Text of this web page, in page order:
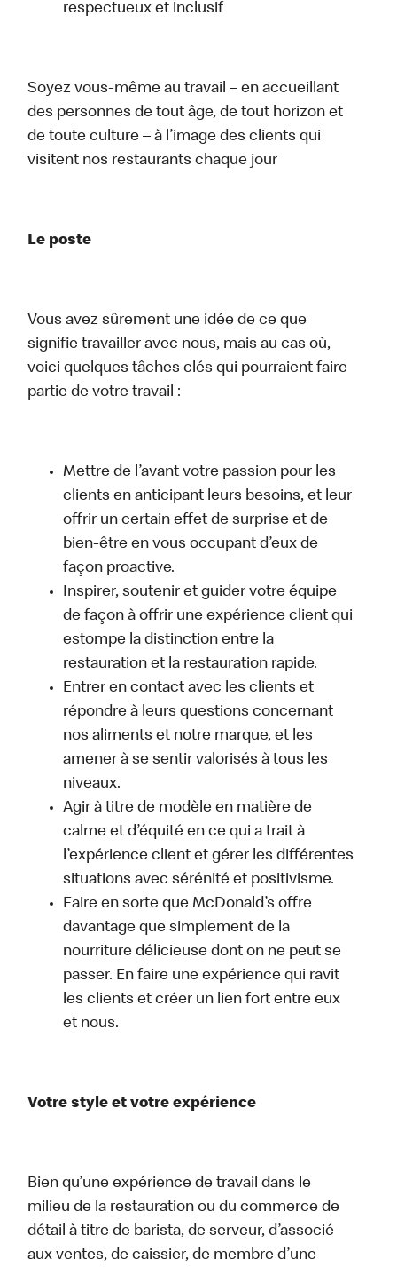
respectueux et inclusif
Soyez vous-même au travail – en accueillant
des personnes de tout âge, de tout horizon et
de toute culture – à l’image des clients qui
visitent nos restaurants chaque jour
Le poste
Vous avez sûrement une idée de ce que
signifie travailler avec nous, mais au cas où,
voici quelques tâches clés qui pourraient faire
partie de votre travail :
Mettre de l’avant votre passion pour les
clients en anticipant leurs besoins, et leur
offrir un certain effet de surprise et de
bien-être en vous occupant d’eux de
façon proactive.
Inspirer, soutenir et guider votre équipe
de façon à offrir une expérience client qui
estompe la distinction entre la
restauration et la restauration rapide.
Entrer en contact avec les clients et
répondre à leurs questions concernant
nos aliments et notre marque, et les
amener à se sentir valorisés à tous les
niveaux.
Agir à titre de modèle en matière de
calme et d’équité en ce qui a trait à
l’expérience client et gérer les différentes
situations avec sérénité et positivisme.
Faire en sorte que McDonald’s offre
davantage que simplement de la
nourriture délicieuse dont on ne peut se
passer. En faire une expérience qui ravit
les clients et créer un lien fort entre eux
et nous.
Votre style et votre expérience
Bien qu’une expérience de travail dans le
milieu de la restauration ou du commerce de
détail à titre de barista, de serveur, d’associé
aux ventes, de caissier, de membre d’une